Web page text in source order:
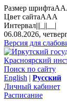
Размер шрифтаAA
Цвет сайтаAAA
Интервал|||_||__|
06.08.2026,
Версия для
Красноярский
Поиск по сайту
English | Русский
Личный кабинет
Расписание